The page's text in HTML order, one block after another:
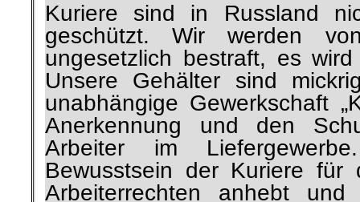
Kuriere sind in Russland
geschützt. Wir werden
ungesetzlich bestraft, es
Unsere Gehälter sind
unabhängige Gewerkschaft
Anerkennung und den
Arbeiter im
Bewusstsein der Kuriere für
Arbeiterrechten anhebt